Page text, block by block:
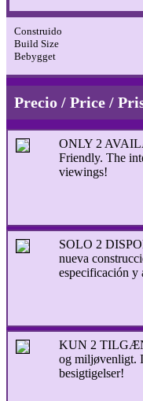
Construido
Build Size
Bebygget
Precio / Price /
ONLY 2
Friendly. The
viewings!
SOLO 2
nueva
especificación y
KUN 2
og miljøvenligt.
besigtigelser!